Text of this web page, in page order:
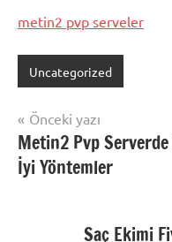
metin2 pvp serveler
Uncategorized
Yazı
gezinmesi
Önceki yazı
Metin2 Pvp
İyi Yöntemler
Saç Ekimi